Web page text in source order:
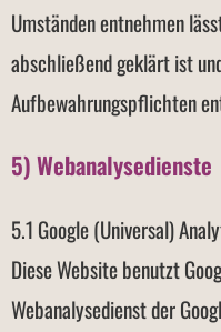
Umständen entnehmen
abschließend geklärt ist
Aufbewahrungspflichten
5) Webanalysedienste
5.1 Google (Universal)
Diese Website benutzt
Webanalysedienst der